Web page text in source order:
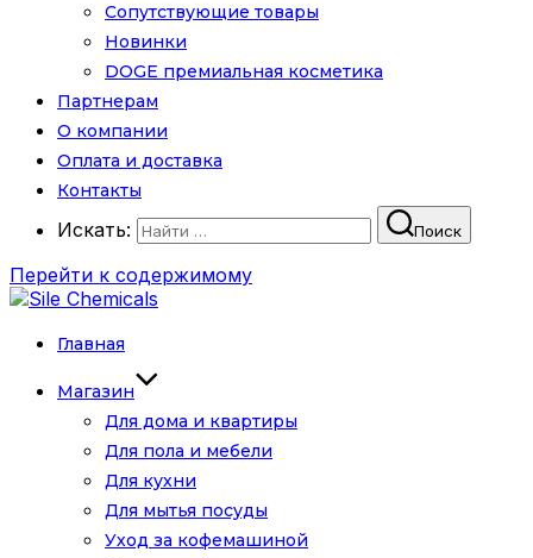
Сопутствующие товары
Новинки
DOGE премиальная косметика
Партнерам
О компании
Оплата и доставка
Контакты
Искать: Поиск
Перейти к содержимому
Главная
Магазин
Для дома и квартиры
Для пола и мебели
Для кухни
Для мытья посуды
Уход за кофемашиной